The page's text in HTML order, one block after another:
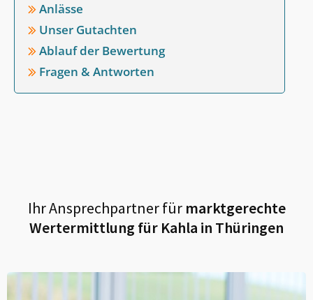
Anlässe
Unser Gutachten
Ablauf der Bewertung
Fragen & Antworten
Ihr Ansprechpartner fürmarktgerechte
Wertermittlung für Kahla in Thüringen